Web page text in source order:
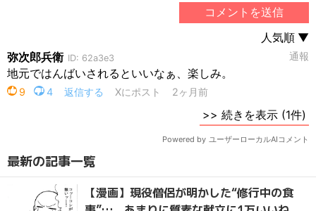
最新の記事一覧
【漫画】現役僧侶が明かした“修行中の食